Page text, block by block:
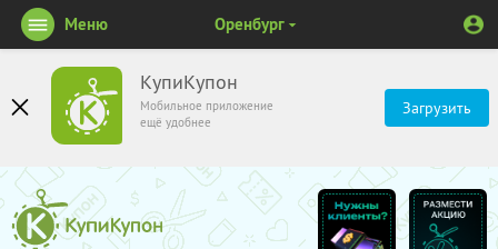
КупиКупон
Мобильное приложение
ещё удобнее
Загрузить
Меню Оренбург